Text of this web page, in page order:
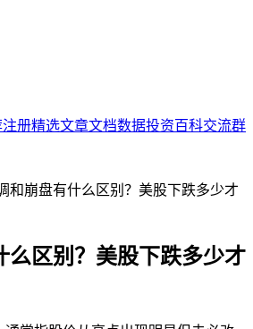
册精选文章文档数据投资百科交流群
和崩盘有什么区别？美股下跌多少才
么区别？美股下跌多少才